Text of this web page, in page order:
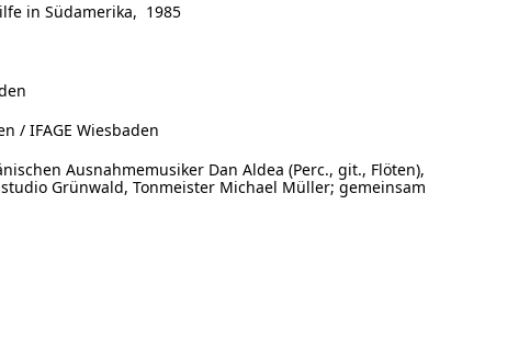
in Südamerika, 1985
/ IFAGE Wiesbaden
Ausnahmemusiker Dan Aldea (Perc., git., Flöten),
Grünwald, Tonmeister Michael Müller; gemeinsam